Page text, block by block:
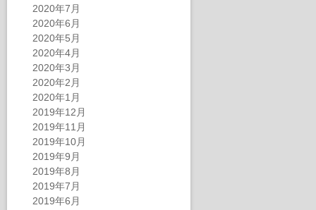
2020年7月
2020年6月
2020年5月
2020年4月
2020年3月
2020年2月
2020年1月
2019年12月
2019年11月
2019年10月
2019年9月
2019年8月
2019年7月
2019年6月